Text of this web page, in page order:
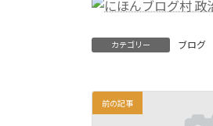
カテゴリー ブログ
前の記事